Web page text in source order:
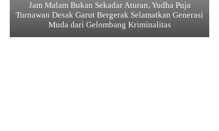
Jam Malam Bukan Sekadar Aturan, Yudha Puja
Turnawan Desak Garut Bergerak Selamatkan Generasi
Muda dari Gelombang Kriminalitas